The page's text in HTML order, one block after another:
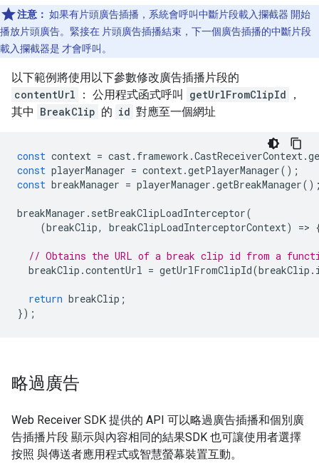
注意： 如果有片頭廣告插播，系統會呼叫中斷片段載入攔截器 開始
播放片頭廣告。緊接在 片頭廣告插播結束，下一個廣告插播的中斷片段
載入攔截器是 才會呼叫。
以下範例將使用以下參數修改廣告插播片段的
contentUrl
： 公用程式函式呼叫 getUrlFromClipId
，
其中 BreakClip 的 id 對應至一個網址
const context = cast. framework .CastReceiverContext.
const playerManager = context.getPlayerManager();
const breakManager = playerManager .getBreakManager
breakManager . setBreakClipLoadInterceptor(
(breakClip, breakClipLoadInterceptorContext) =>
// Obtains the URL of a break clip id from a
breakClip .contentUrl = getUrlFromClipId(breakClip .
return breakClip ;
});
略過廣告
Web Receiver SDK 提供的 API 可以略過廣告插播和個別廣
告插播片段 顯示與內容相同的結果SDK 也可讓使用者選擇
按照 與傳送者應用程式或智慧螢幕裝置互動。